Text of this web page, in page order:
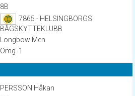
8B
7865 - HELSINGBORGS
BÅGSKYTTEKLUBB
Longbow Men
Omg. 1
PERSSON Håkan